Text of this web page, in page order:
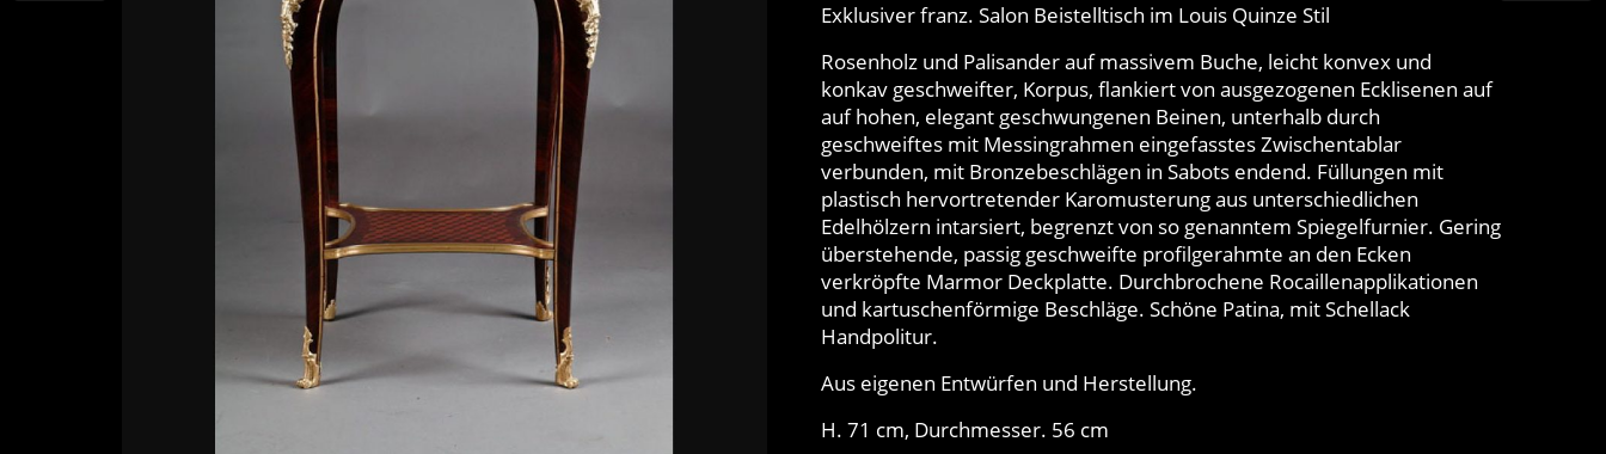
Exklusiver franz. Salon Beistelltisch im Louis Quinze Stil
Rosenholz und Palisander auf massivem Buche, leicht konvex und
konkav geschweifter, Korpus, flankiert von ausgezogenen Ecklisenen auf
auf hohen, elegant geschwungenen Beinen, unterhalb durch
geschweiftes mit Messingrahmen eingefasstes Zwischentablar
verbunden, mit Bronzebeschlägen in Sabots endend. Füllungen mit
plastisch hervortretender Karomusterung aus unterschiedlichen
Edelhölzern intarsiert, begrenzt von so genanntem Spiegelfurnier. Gering
überstehende, passig geschweifte profilgerahmte an den Ecken
verkröpfte Marmor Deckplatte. Durchbrochene Rocaillenapplikationen
und kartuschenförmige Beschläge. Schöne Patina, mit Schellack
Handpolitur.
Aus eigenen Entwürfen und Herstellung.
H. 71 cm, Durchmesser. 56 cm